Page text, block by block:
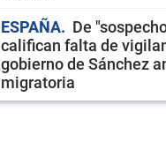
ESPAÑA
De
califican falta de
gobierno de Sánchez
migratoria